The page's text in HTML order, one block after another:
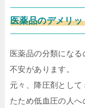
医薬品のデメリッ
医薬品の分類にな
不安があります。
元々、降圧剤とし
たため低血圧の人へ